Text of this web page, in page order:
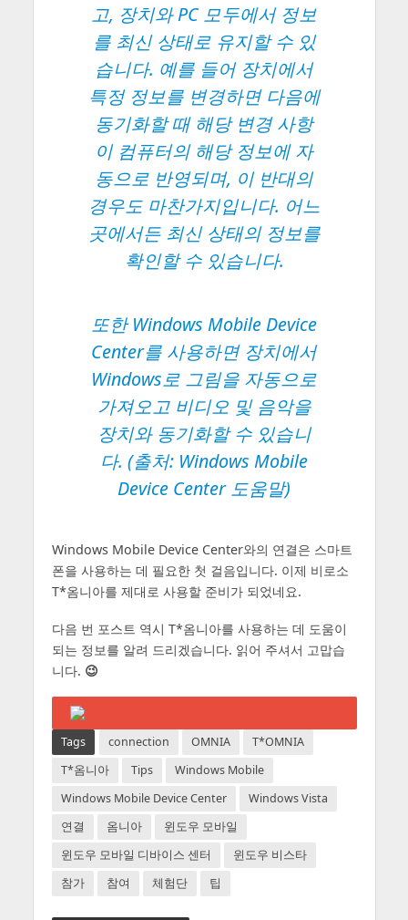
고, 장치와 PC 모두에서 정보
를 최신 상태로 유지할 수 있
습니다. 예를 들어 장치에서
특정 정보를 변경하면 다음에
동기화할 때 해당 변경 사항
이 컴퓨터의 해당 정보에 자
동으로 반영되며, 이 반대의
경우도 마찬가지입니다. 어느
곳에서든 최신 상태의 정보를
확인할 수 있습니다.
또한 Windows Mobile Device
Center를 사용하면 장치에서
Windows로 그림을 자동으로
가져오고 비디오 및 음악을
장치와 동기화할 수 있습니
다. (출처: Windows Mobile
Device Center 도움말)
Windows Mobile Device Center와의 연결은 스마트
폰을 사용하는 데 필요한 첫 걸음입니다. 이제 비로소
T*옴니아를 제대로 사용할 준비가 되었네요.
다음 번 포스트 역시 T*옴니아를 사용하는 데 도움이
되는 정보를 알려 드리겠습니다. 읽어 주셔서 고맙습
니다. 😉
Tags connection OMNIA
T*OMNIA
T*옴니아
Tips
Windows Mobile
Windows Mobile Device Center
Windows Vista
연결
옴니아
윈도우 모바일
윈도우 모바일 디바이스 센터
윈도우 비스타
참가
참여 체험단 팁